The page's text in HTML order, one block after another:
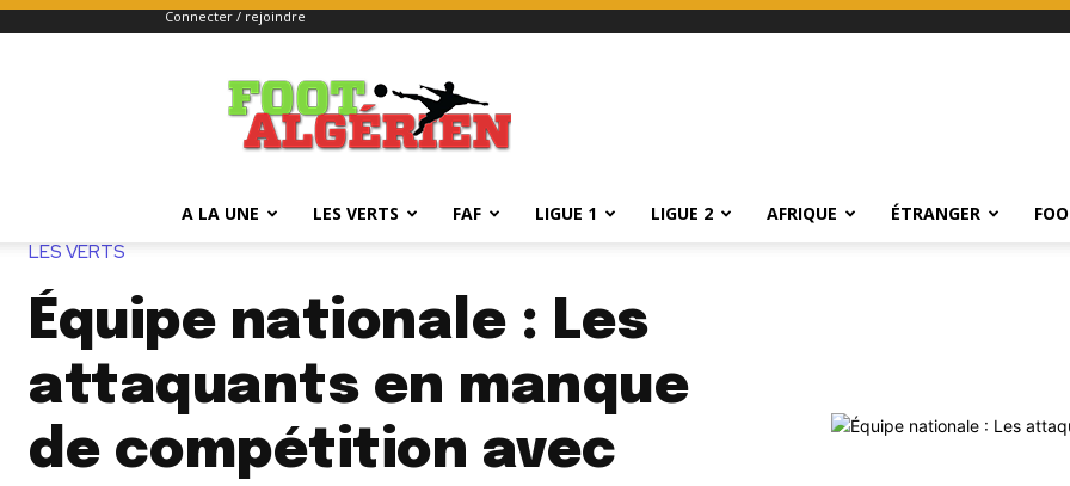
Connecter / rejoindre
FOOTALGERIEN
A LA UNE LES VERTS FAF LIGUE 1 LIGUE 2 AFRIQUE ÉTRANGER
LES VERTS
Équipe nationale : Les
attaquants en manque
de compétition avec